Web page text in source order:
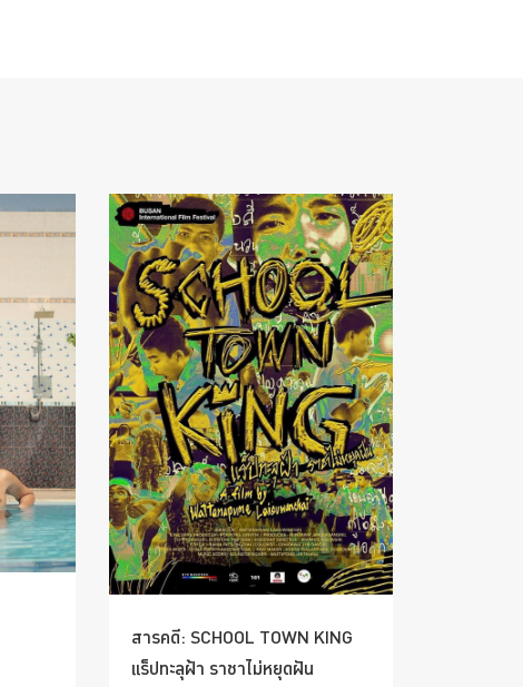
สารคดี: SCHOOL TOWN KING
แร็ปทะลุฝ้า ราชาไม่หยุดฝัน